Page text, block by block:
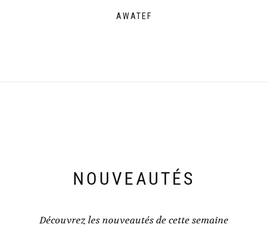
AWATEF
NOUVEAUTÉS
Découvrez les nouveautés de cette semaine